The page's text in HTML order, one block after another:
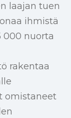
laajan tuen
ihmistä
000 nuorta
rakentaa
omistaneet